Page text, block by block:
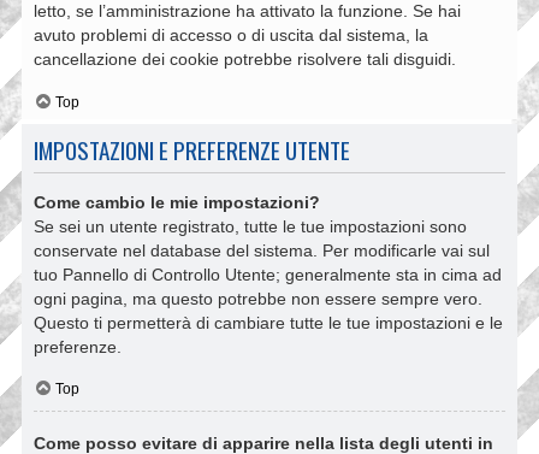
letto, se l’amministrazione ha attivato la funzione. Se hai
avuto problemi di accesso o di uscita dal sistema, la
cancellazione dei cookie potrebbe risolvere tali disguidi.
Top
IMPOSTAZIONI E PREFERENZE UTENTE
Come cambio le mie impostazioni?
Se sei un utente registrato, tutte le tue impostazioni sono
conservate nel database del sistema. Per modificarle vai sul
tuo Pannello di Controllo Utente; generalmente sta in cima ad
ogni pagina, ma questo potrebbe non essere sempre vero.
Questo ti permetterà di cambiare tutte le tue impostazioni e le
preferenze.
Top
Come posso evitare di apparire nella lista degli utenti in